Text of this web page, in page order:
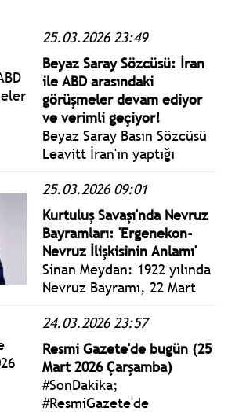
25.03.2026 23:49
Beyaz Saray Sözcüsü: İran
ile ABD arasındaki
görüşmeler devam ediyor
ve verimli geçiyor!
Beyaz Saray Basın Sözcüsü
Leavitt İran'ın yaptığı
görüşmelerin devam
ettiğini ve verimli geçtiğini
söyledi.
25.03.2026 09:01
Kurtuluş Savaşı'nda Nevruz
Bayramları: 'Ergenekon-
Nevruz İlişkisinin Anlamı'
Sinan Meydan: 1922 yılında
Nevruz Bayramı, 22 Mart
önünde ve Taşhan
Meydanı’nda resmi
törenlerle kutlanmıştı.
24.03.2026 23:57
Resmi Gazete'de bugün (25
Mart 2026 Çarşamba)
#SonDakika;
#ResmiGazete'de